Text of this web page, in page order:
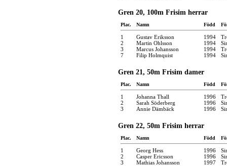
Gren 20, 100m Frisim herrar
Plac. Namn Född
1 Gustav Eriksson 1994
2
Martin Ohlsson 1994
3
Marcus Johansson 1994
7
Filip Holmquist 1994
Gren 21, 50m Frisim damer
Plac. Namn Född
1 Johanna Thall 1996
2
Sarah Söderberg 1996
3
Annie Dämbäck 1996
Gren 22, 50m Frisim herrar
Plac. Namn Född
1 Georg Hess 1996
2
Casper Ericsson 1996
3
Mathias Johansson 1997